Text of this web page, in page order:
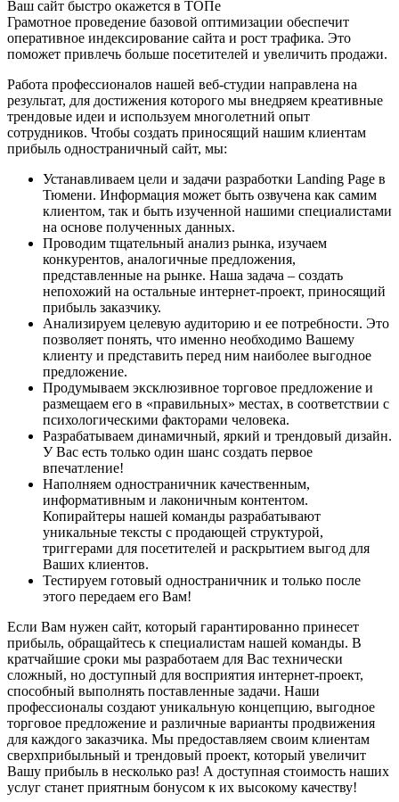
Ваш сайт быстро окажется в ТОПе
Грамотное проведение базовой оптимизации обеспечит
оперативное индексирование сайта и рост трафика. Это
поможет привлечь больше посетителей и увеличить продажи.
Работа профессионалов нашей веб-студии направлена на
результат, для достижения которого мы внедряем креативные
трендовые идеи и используем многолетний опыт
сотрудников. Чтобы создать приносящий нашим клиентам
прибыль одностраничный сайт, мы:
Устанавливаем цели и задачи разработки Landing Page в
Тюмени. Информация может быть озвучена как самим
клиентом, так и быть изученной нашими специалистами
на основе полученных данных.
Проводим тщательный анализ рынка, изучаем
конкурентов, аналогичные предложения,
представленные на рынке. Наша задача – создать
непохожий на остальные интернет-проект, приносящий
прибыль заказчику.
Анализируем целевую аудиторию и ее потребности. Это
позволяет понять, что именно необходимо Вашему
клиенту и представить перед ним наиболее выгодное
предложение.
Продумываем эксклюзивное торговое предложение и
размещаем его в «правильных» местах, в соответствии с
психологическими факторами человека.
Разрабатываем динамичный, яркий и трендовый дизайн.
У Вас есть только один шанс создать первое
впечатление!
Наполняем одностраничник качественным,
информативным и лаконичным контентом.
Копирайтеры нашей команды разрабатывают
уникальные тексты с продающей структурой,
триггерами для посетителей и раскрытием выгод для
Ваших клиентов.
Тестируем готовый одностраничник и только после
этого передаем его Вам!
Если Вам нужен сайт, который гарантированно принесет
прибыль, обращайтесь к специалистам нашей команды. В
кратчайшие сроки мы разработаем для Вас технически
сложный, но доступный для восприятия интернет-проект,
способный выполнять поставленные задачи. Наши
профессионалы создают уникальную концепцию, выгодное
торговое предложение и различные варианты продвижения
для каждого заказчика. Мы предоставляем своим клиентам
сверхприбыльный и трендовый проект, который увеличит
Вашу прибыль в несколько раз! А доступная стоимость наших
услуг станет приятным бонусом к их высокому качеству!